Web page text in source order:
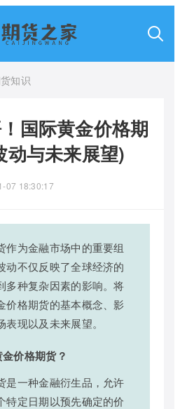
知识
国际黄金价格期
动与未来展望)
07 18:30:17
作为金融市场中的重要组
动不仅反映了全球经济的
多种复杂因素的影响。将
价格期货的基本概念、影
现以及未来展望。
价格期货？
是一种金融衍生品，允许
特定日期以预先确定的价